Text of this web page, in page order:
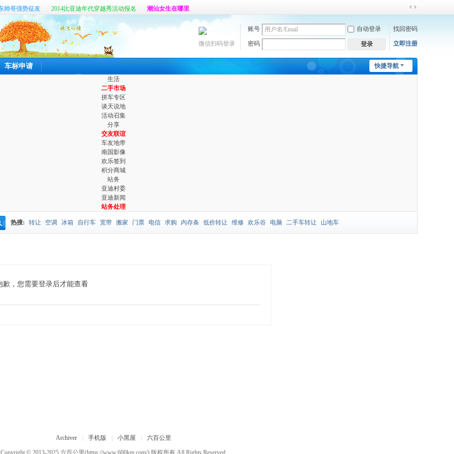
切
换
到
宽
账号 自动登录 找回密码
密码 登录 立即注册
微信扫码登录
快捷导航
车标申请
生活
二手市场
拼车专区
谈天说地
活动召集
分享
交友联谊
车友地带
南国影像
欢乐签到
积分商城
站务
亚迪村委
亚迪新闻
站务处理
热搜: 转让 空调 冰箱 自行车 宽带 搬家 门票 电信 求购 内存条 低价转让 维修 欢乐谷 电脑 二手车转让 山地车
歉，您需要登录后才能查看
帅哥强势征友
2014比亚迪年代穿越秀活动报名
潮汕女生在哪里
真心寻找那个她 六百公里最新客户端开放体验啦
Archiver 手机版 小黑屋 六百公里
Copyright © 2013-2025 六百公里(https://www.600km.com/) 版权所有 All Rights Reserved.